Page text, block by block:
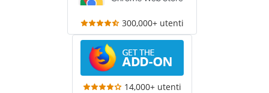
300,000+ utenti
14,000+ utenti